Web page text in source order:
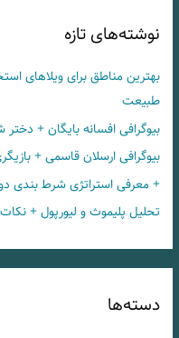
نوشته‌های تازه
بهترین مناطق برای ویلاهای
طبیعت
بیوگرافی افسانه بایگان + دختر
بیوگرافی ارسلان قاسمی +
+ معرفی استراتژی شرط بندی
تحلیل پلیموث و لیورپول +
دسته‌ها